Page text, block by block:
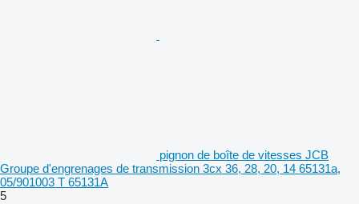
pignon de boîte de vitesses JCB
Groupe d'engrenages de transmission 3cx 36, 28, 20, 14 65131a,
05/901003 T 65131A
5